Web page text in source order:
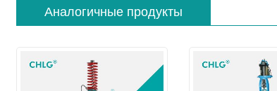
Аналогичные продукты